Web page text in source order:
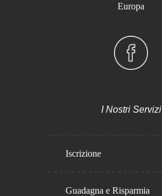
Europa
I Nostri Servizi
Iscrizione
Guadagna e Risparmia